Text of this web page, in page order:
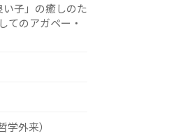
子」の癒しのた
てのアガペー・
外来）